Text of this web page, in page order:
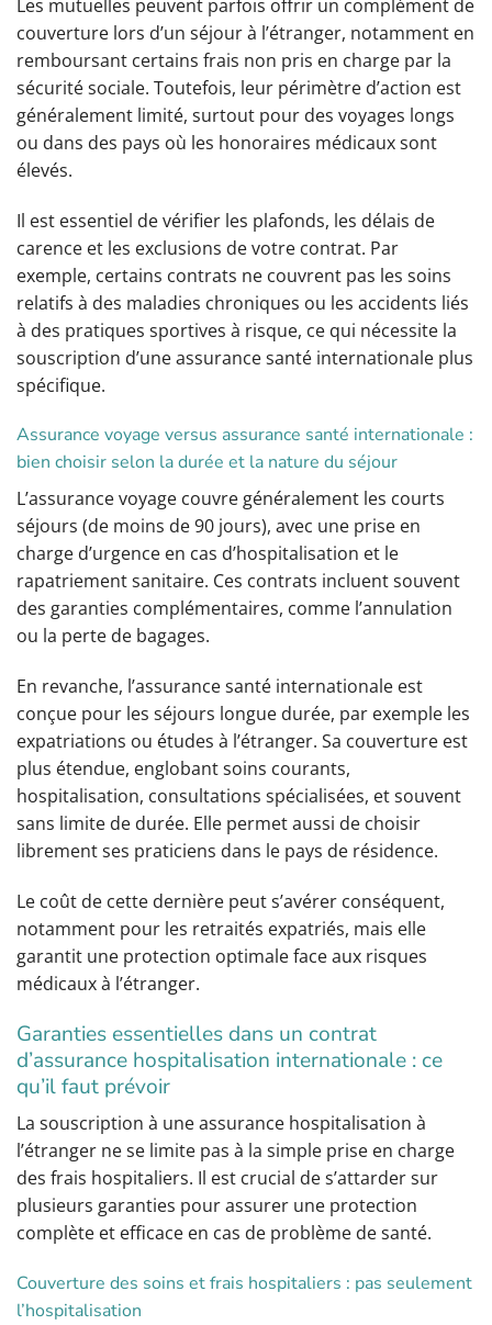
Les mutuelles peuvent parfois offrir un complément de
couverture lors d’un séjour à l’étranger, notamment en
remboursant certains frais non pris en charge par la
sécurité sociale. Toutefois, leur périmètre d’action est
généralement limité, surtout pour des voyages longs
ou dans des pays où les honoraires médicaux sont
élevés.
Il est essentiel de vérifier les plafonds, les délais de
carence et les exclusions de votre contrat. Par
exemple, certains contrats ne couvrent pas les soins
relatifs à des maladies chroniques ou les accidents liés
à des pratiques sportives à risque, ce qui nécessite la
souscription d’une assurance santé internationale plus
spécifique.
Assurance voyage versus assurance santé internationale :
bien choisir selon la durée et la nature du séjour
L’assurance voyage couvre généralement les courts
séjours (de moins de 90 jours), avec une prise en
charge d’urgence en cas d’hospitalisation et le
rapatriement sanitaire. Ces contrats incluent souvent
des garanties complémentaires, comme l’annulation
ou la perte de bagages.
En revanche, l’assurance santé internationale est
conçue pour les séjours longue durée, par exemple les
expatriations ou études à l’étranger. Sa couverture est
plus étendue, englobant soins courants,
hospitalisation, consultations spécialisées, et souvent
sans limite de durée. Elle permet aussi de choisir
librement ses praticiens dans le pays de résidence.
Le coût de cette dernière peut s’avérer conséquent,
notamment pour les retraités expatriés, mais elle
garantit une protection optimale face aux risques
médicaux à l’étranger.
Garanties essentielles dans un contrat
d’assurance hospitalisation internationale : ce
qu’il faut prévoir
La souscription à une assurance hospitalisation à
l’étranger ne se limite pas à la simple prise en charge
des frais hospitaliers. Il est crucial de s’attarder sur
plusieurs garanties pour assurer une protection
complète et efficace en cas de problème de santé.
Couverture des soins et frais hospitaliers : pas seulement
l’hospitalisation